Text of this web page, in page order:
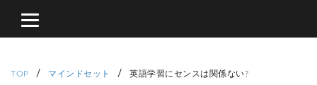
TOP / マインドセット / 英語学習にセンスは関係ない?